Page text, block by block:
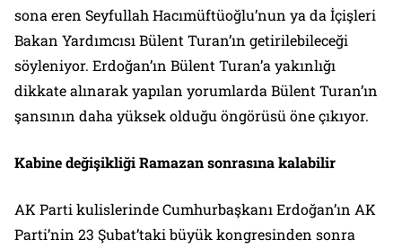
sona eren Seyfullah Hacımüftüoğlu’nun ya da İçişleri
Bakan Yardımcısı Bülent Turan’ın getirilebileceği
söyleniyor. Erdoğan’ın Bülent Turan’a yakınlığı
dikkate alınarak yapılan yorumlarda Bülent Turan’ın
şansının daha yüksek olduğu öngörüsü öne çıkıyor.
Kabine değişikliği Ramazan sonrasına kalabilir
AK Parti kulislerinde Cumhurbaşkanı Erdoğan’ın AK
Parti’nin 23 Şubat’taki büyük kongresinden sonra